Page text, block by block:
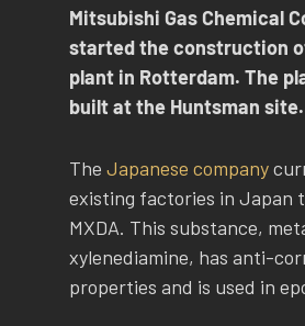
Mitsubishi Gas Chemical
started the construction
plant in Rotterdam. The
built at the Huntsman site.
The Japanese company
existing factories in Japan
MXDA. This substance,
xylenediamine, has anti-
properties and is used in